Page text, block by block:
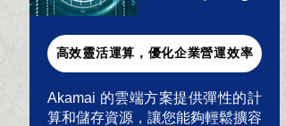
高效靈活運算，優化企業營運效率
Akamai 的雲端方案提供彈性的計
算和儲存資源，讓您能夠輕鬆擴容